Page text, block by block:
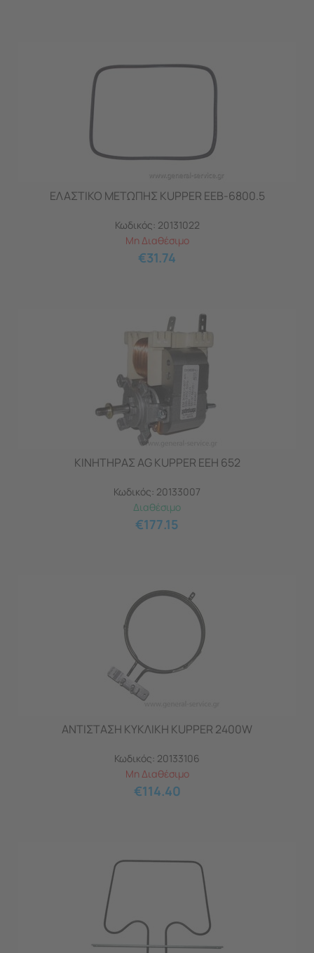
ΕΛΑΣΤΙΚΟ ΜΕΤΩΠΗΣ KUPPER EEB-6800.5
Κωδικός: 20131022
Μη Διαθέσιμο
€31.74
ΚΙΝΗΤΗΡΑΣ AG KUPPER EEH 652
Κωδικός: 20133007
Διαθέσιμο
€177.15
ΑΝΤΙΣΤΑΣΗ ΚΥΚΛΙΚΗ KUPPER 2400W
Κωδικός: 20133106
Μη Διαθέσιμο
€114.40